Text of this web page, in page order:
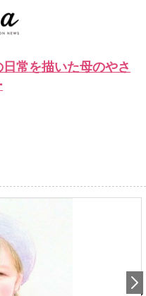
常を描いた母のやさ